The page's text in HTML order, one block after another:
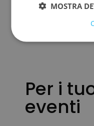
Per i
eventi
MOSTRA